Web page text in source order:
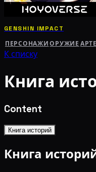
GENSHIN IMPACT
ПЕРСОНАЖИ ОРУЖИЕ
К списку
Книга
Content
Книга историй
Книга